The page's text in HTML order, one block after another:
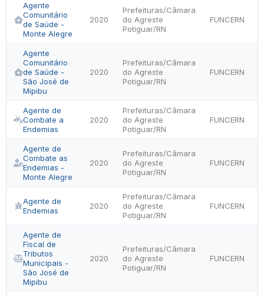
Agente
Comunitário
de Saúde -
Monte Alegre
2020
Prefeituras/Câmara
do Agreste
Potiguar/RN
FUNCERN
Agente
Comunitário
de Saúde -
São José de
Mipibu
2020
Prefeituras/Câmara
do Agreste
Potiguar/RN
FUNCERN
Agente de
Combate a
Endemias
2020
Prefeituras/Câmara
do Agreste
Potiguar/RN
FUNCERN
Agente de
Combate as
Endemias -
Monte Alegre
2020
Prefeituras/Câmara
do Agreste
Potiguar/RN
FUNCERN
Agente de
Endemias
2020
Prefeituras/Câmara
do Agreste
Potiguar/RN
FUNCERN
Agente de
Fiscal de
Tributos
Municipais -
São José de
Mipibu
2020
Prefeituras/Câmara
do Agreste
Potiguar/RN
FUNCERN